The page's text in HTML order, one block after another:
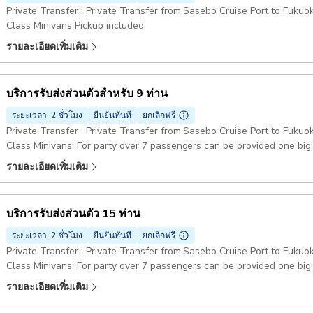
Private Transfer : Private Transfer from Sasebo Cruise Port to
Class Minivans Pickup included
รายละเอียดเพิ่มเติม
บริการรับส่งส่วนตัวสำหรับ 9 ท่าน
ระยะเวลา: 2 ชั่วโมง ยืนยันทันที ยกเลิกฟรี
Private Transfer : Private Transfer from Sasebo Cruise Port to
Class Minivans: For party over 7 passengers can be provided one
รายละเอียดเพิ่มเติม
บริการรับส่งส่วนตัว 15 ท่าน
ระยะเวลา: 2 ชั่วโมง ยืนยันทันที ยกเลิกฟรี
Private Transfer : Private Transfer from Sasebo Cruise Port to
Class Minivans: For party over 7 passengers can be provided one
รายละเอียดเพิ่มเติม